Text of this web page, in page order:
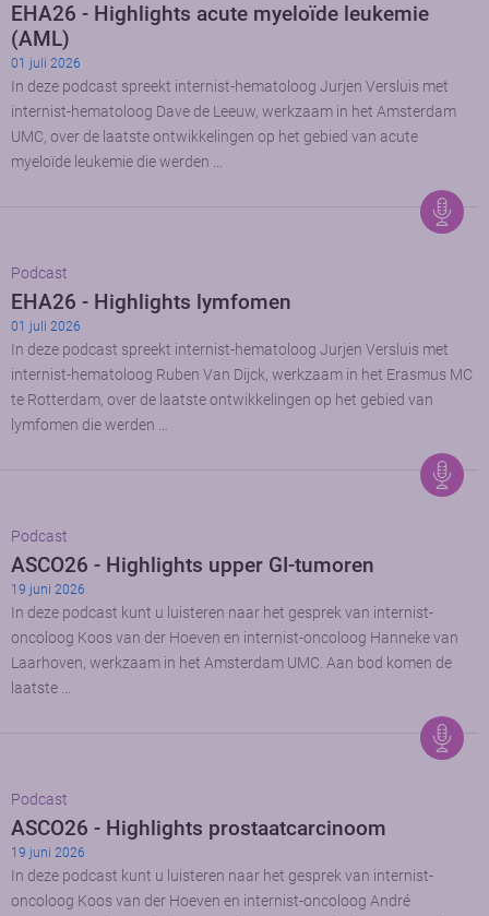
EHA26 - Highlights acute myeloïde leukemie
(AML)
01 juli 2026
In deze podcast spreekt internist-hematoloog Jurjen Versluis met
internist-hematoloog Dave de Leeuw, werkzaam in het Amsterdam
UMC, over de laatste ontwikkelingen op het gebied van acute
myeloïde leukemie die werden …
Podcast
EHA26 - Highlights lymfomen
01 juli 2026
In deze podcast spreekt internist-hematoloog Jurjen Versluis met
internist-hematoloog Ruben Van Dijck, werkzaam in het Erasmus MC
te Rotterdam, over de laatste ontwikkelingen op het gebied van
lymfomen die werden …
Podcast
ASCO26 - Highlights upper GI-tumoren
19 juni 2026
In deze podcast kunt u luisteren naar het gesprek van internist-
oncoloog Koos van der Hoeven en internist-oncoloog Hanneke van
Laarhoven, werkzaam in het Amsterdam UMC. Aan bod komen de
laatste …
Podcast
ASCO26 - Highlights prostaatcarcinoom
19 juni 2026
In deze podcast kunt u luisteren naar het gesprek van internist-
oncoloog Koos van der Hoeven en internist-oncoloog André